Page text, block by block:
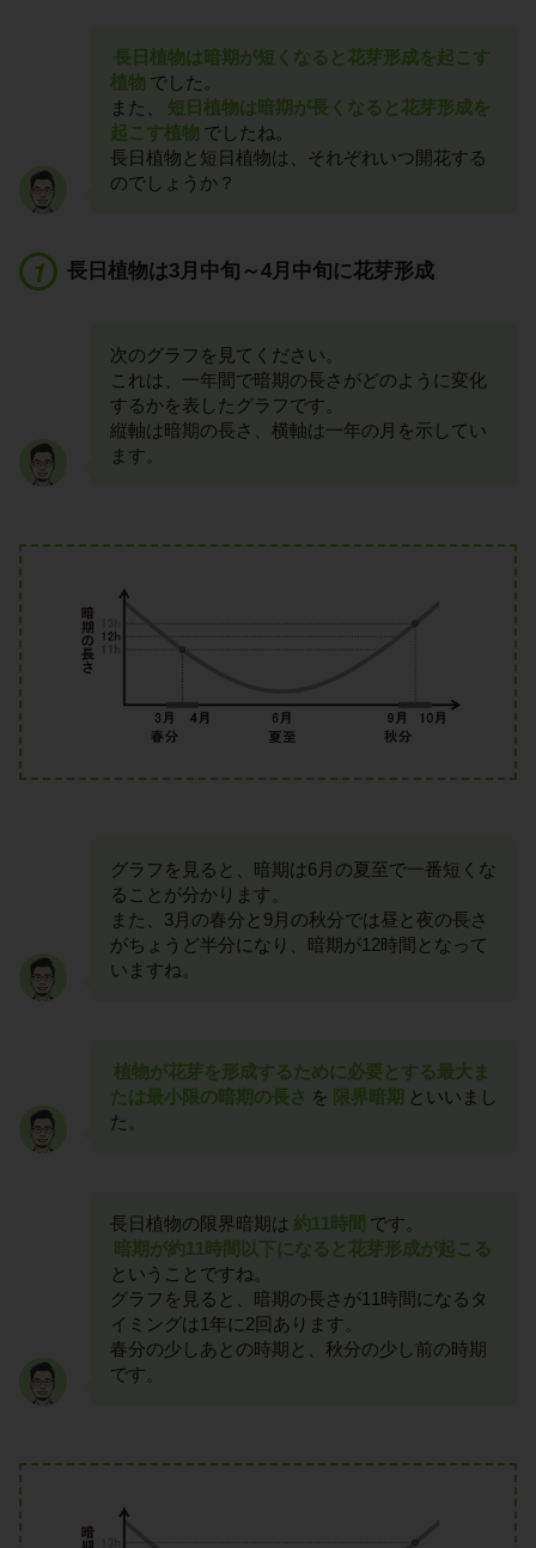
長日植物は暗期が短くなると花芽形成を起こす
植物 でした。
また、
短日植物は暗期が長くなると花芽形成を
起こす植物 でしたね。
長日植物と短日植物は、それぞれいつ開花する
のでしょうか？
長日植物は3月中旬～4月中旬に花芽形成
次のグラフを見てください。
これは、一年間で暗期の長さがどのように変化
するかを表したグラフです。
縦軸は暗期の長さ、横軸は一年の月を示してい
ます。
グラフを見ると、暗期は6月の夏至で一番短くな
ることが分かります。
また、3月の春分と9月の秋分では昼と夜の長さ
がちょうど半分になり、暗期が12時間となって
いますね。
植物が花芽を形成するために必要とする最大ま
たは最小限の暗期の長さ を 限界暗期 といいまし
た。
長日植物の限界暗期は 約11時間 です。
暗期が約11時間以下になると花芽形成が起こる
ということですね。
グラフを見ると、暗期の長さが11時間になるタ
イミングは1年に2回あります。
春分の少しあとの時期と、秋分の少し前の時期
です。